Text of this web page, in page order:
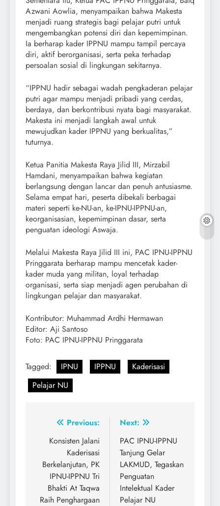
Azwani Aowlia, menyampaikan bahwa Makesta
menjadi ruang strategis bagi pelajar putri untuk
mengembangkan potensi diri dan kepemimpinan.
Ia berharap kader IPPNU mampu tampil percaya
diri, aktif berorganisasi, serta peka terhadap
persoalan sosial di lingkungan sekitarnya.
“IPPNU hadir sebagai wadah pengkaderan pelajar
putri agar mampu menjadi pribadi yang cerdas,
berdaya, dan berkontribusi nyata bagi masyarakat.
Makesta ini menjadi langkah awal untuk
mewujudkan kader IPPNU yang berkualitas,”
tuturnya.
Ketua Panitia Makesta Raya Jilid III, Mirzabil
Hamdani, menyampaikan bahwa kegiatan
berlangsung dengan lancar dan penuh antusiasme.
Selama empat hari, peserta dibekali berbagai
materi seperti ke-NU-an, ke-IPNU-IPPNU-an,
keorganisasian, kepemimpinan dasar, serta
penguatan ideologi Aswaja.
Melalui Makesta Raya Jilid III ini, PAC IPNU-IPPNU
Pringgarata berharap mampu mencetak kader-
kader muda yang militan, loyal terhadap
organisasi, serta siap menjadi agen perubahan di
lingkungan pelajar dan masyarakat.
Kontributor: Muhammad Ardhi Hermawan
Editor: Aji Santoso
Foto: PAC IPNU-IPPNU Pringgarata
Tagged: IPNU IPPNU
Kaderisasi
Pelajar NU
Post
navigation
Previous:
Konsisten Jalani
Kaderisasi
Berkelanjutan, PK
IPNU-IPPNU Tri
Bhakti At Taqwa
Raih Penghargaan
Next:
PAC IPNU-IPPNU
Tanjung Gelar
LAKMUD, Tegaskan
Penguatan
Intelektual Kader
Pelajar NU